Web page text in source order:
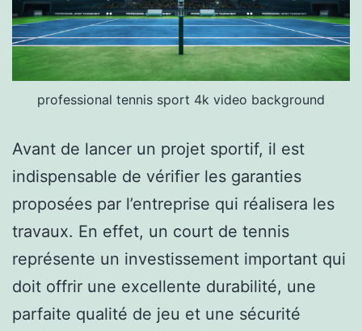
professional tennis sport 4k video background
Avant de lancer un projet sportif, il est
indispensable de vérifier les garanties
proposées par l’entreprise qui réalisera les
travaux. En effet, un court de tennis
représente un investissement important qui
doit offrir une excellente durabilité, une
parfaite qualité de jeu et une sécurité